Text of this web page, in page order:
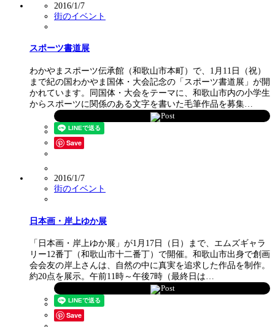
2016/1/7
街のイベント
スポーツ書道展
わかやまスポーツ伝承館（和歌山市本町）で、1月11日（祝）
まで紀の国わかやま国体・大会記念の「スポーツ書道展」が開
かれています。同国体・大会をテーマに、和歌山市内の小学生
からスポーツに関係のある文字を書いた毛筆作品を募集…
Post
Save
2016/1/7
街のイベント
日本画・岸上ゆか展
「日本画・岸上ゆか展」が1月17日（日）まで、エムズギャラ
リー12番丁（和歌山市十二番丁）で開催。和歌山市出身で創画
会会友の岸上さんは、自然の中に真実を追求した作品を制作。
約20点を展示。午前11時～午後7時（最終日は…
Post
Save